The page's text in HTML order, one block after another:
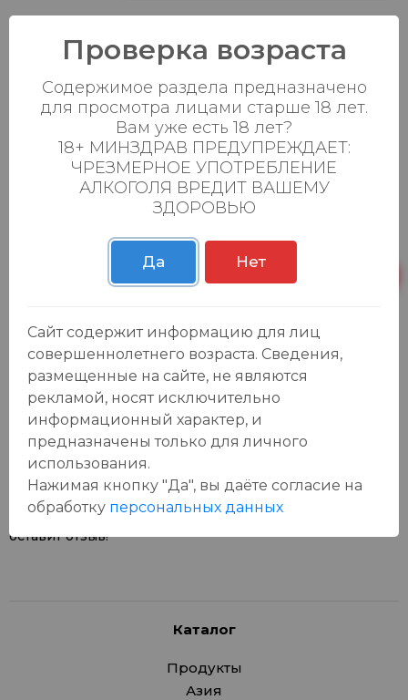
Ваш город:
Батыршина 20Б
23:00
15 шт.
Магистральная 22д
Пн-Вс с 08:00 до
23:00
Осиновская 2В,
Пестрецы
Пн-Вс с 09:00 до
23:00
24 шт.
23:00
Отзывы:
Оставить отзыв
У данного товара еще нет отзывов, будьте первым, кто
оставит отзыв!
Каталог
Продукты
Азия
Проверка возраста
Содержимое раздела предназначено
для просмотра лицами старше 18 лет.
Вам уже есть 18 лет?
18+ МИНЗДРАВ ПРЕДУПРЕЖДАЕТ:
ЧРЕЗМЕРНОЕ УПОТРЕБЛЕНИЕ
АЛКОГОЛЯ ВРЕДИТ ВАШЕМУ
ЗДОРОВЬЮ
Да Нет
Сайт содержит информацию для лиц
совершеннолетнего возраста. Сведения,
размещенные на сайте, не являются
рекламой, носят исключительно
информационный характер, и
предназначены только для личного
использования.
Нажимая кнопку "Да", вы даёте cогласие на
обработку персональных данных